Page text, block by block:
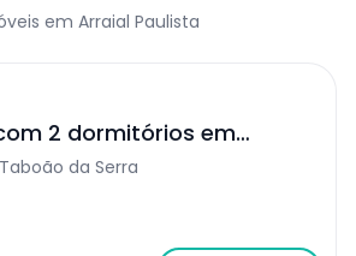
em Arraial Paulista
2 dormitórios em
da Serra